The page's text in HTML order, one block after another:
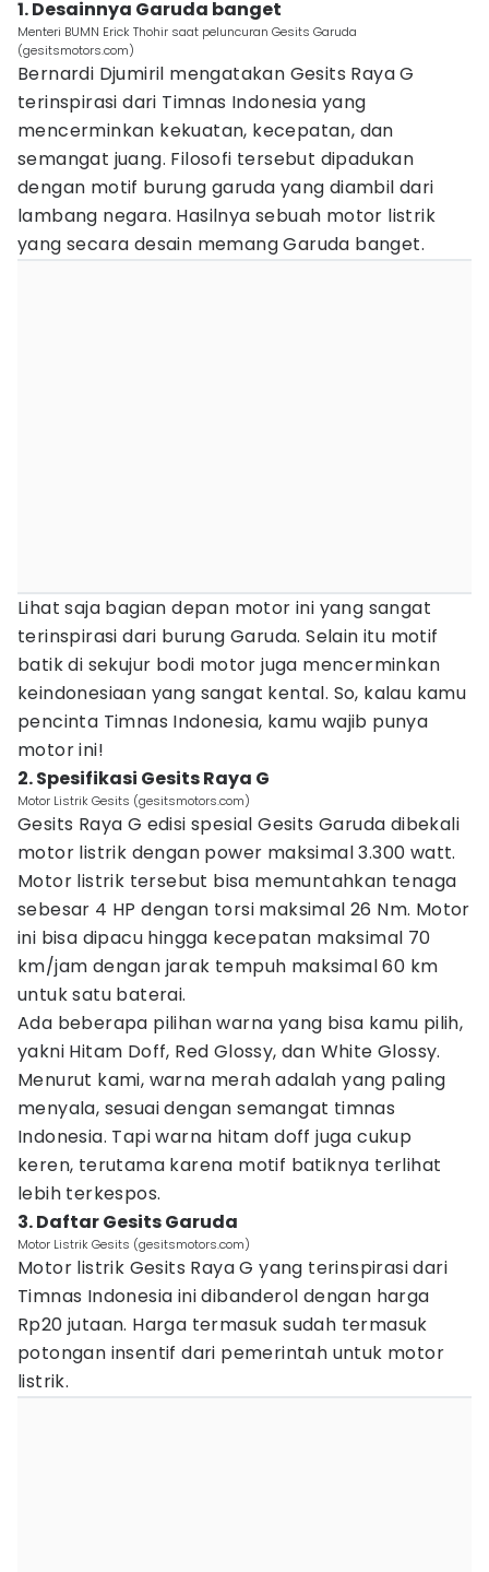
1. Desainnya Garuda banget
Menteri BUMN Erick Thohir saat peluncuran Gesits Garuda
(gesitsmotors.com)
Bernardi Djumiril mengatakan Gesits Raya G
terinspirasi dari Timnas Indonesia yang
mencerminkan kekuatan, kecepatan, dan
semangat juang. Filosofi tersebut dipadukan
dengan motif burung garuda yang diambil dari
lambang negara. Hasilnya sebuah motor listrik
yang secara desain memang Garuda banget.
Lihat saja bagian depan motor ini yang sangat
terinspirasi dari burung Garuda. Selain itu motif
batik di sekujur bodi motor juga mencerminkan
keindonesiaan yang sangat kental. So, kalau kamu
pencinta Timnas Indonesia, kamu wajib punya
motor ini!
2. Spesifikasi Gesits Raya G
Motor Listrik Gesits (gesitsmotors.com)
Gesits Raya G edisi spesial Gesits Garuda dibekali
motor listrik dengan power maksimal 3.300 watt.
Motor listrik tersebut bisa memuntahkan tenaga
sebesar 4 HP dengan torsi maksimal 26 Nm. Motor
ini bisa dipacu hingga kecepatan maksimal 70
km/jam dengan jarak tempuh maksimal 60 km
untuk satu baterai.
Ada beberapa pilihan warna yang bisa kamu pilih,
yakni Hitam Doff, Red Glossy, dan White Glossy.
Menurut kami, warna merah adalah yang paling
menyala, sesuai dengan semangat timnas
Indonesia. Tapi warna hitam doff juga cukup
keren, terutama karena motif batiknya terlihat
lebih terkespos.
3. Daftar Gesits Garuda
Motor Listrik Gesits (gesitsmotors.com)
Motor listrik Gesits Raya G yang terinspirasi dari
Timnas Indonesia ini dibanderol dengan harga
Rp20 jutaan. Harga termasuk sudah termasuk
potongan insentif dari pemerintah untuk motor
listrik.